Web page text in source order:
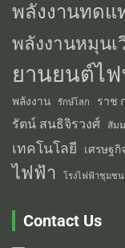
พลังงานทดแ
พลังงานหมุนเ
ยานยนต์ไ
พลังงาน
รักษ์โลก ราช
รัตน์ สนธิจิรวงศ์
สัม
เทคโนโลยี เศรษฐ
ไฟฟ้า
โรงไฟฟ้าชุมชน
Contact Us